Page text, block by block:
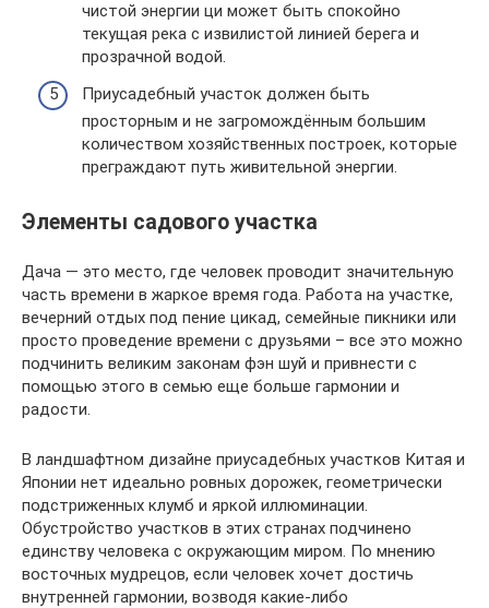
чистой энергии ци может быть спокойно
текущая река с извилистой линией берега и
прозрачной водой.
Приусадебный участок должен быть
просторным и не загромождённым большим
количеством хозяйственных построек, которые
преграждают путь живительной энергии.
Элементы садового участка
Дача — это место, где человек проводит значительную
часть времени в жаркое время года. Работа на участке,
вечерний отдых под пение цикад, семейные пикники или
просто проведение времени с друзьями – все это можно
подчинить великим законам фэн шуй и привнести с
помощью этого в семью еще больше гармонии и
радости.
В ландшафтном дизайне приусадебных участков Китая и
Японии нет идеально ровных дорожек, геометрически
подстриженных клумб и яркой иллюминации.
Обустройство участков в этих странах подчинено
единству человека с окружающим миром. По мнению
восточных мудрецов, если человек хочет достичь
внутренней гармонии, возводя какие-либо